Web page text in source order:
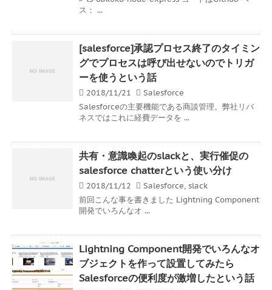
ス： ...
[salesforce]承認プロセス終了のタイミン
グでプロセスは呼び出せないのでトリガ
ーを使うという話
2018/11/21
Salesforce
Salesforceの主要機能である商談管理。弊社リバ
ネスではこれに経費データを ...
共有・意識喚起のslackと、実行催促の
salesforce chatterという使い分け
2018/11/12 Salesforce, slack
前回こんな事を書きました Lightning Component
開発でいろんなオ ...
Lightning Component開発でいろんなオ
ブジェクトを作って設置してみたら
Salesforceの便利度が激増したという話